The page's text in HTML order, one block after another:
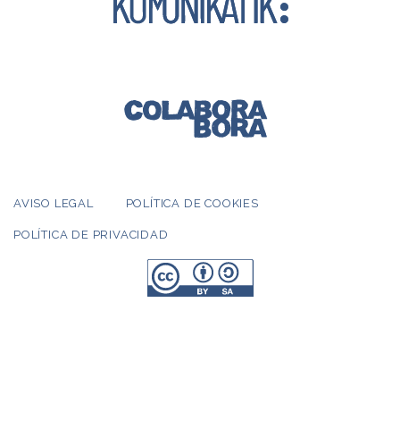
AVISO LEGAL POLÍTICA DE COOKIES
POLÍTICA DE PRIVACIDAD